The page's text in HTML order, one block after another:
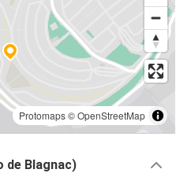
Protomaps©OpenStreetMap
de Blagnac)